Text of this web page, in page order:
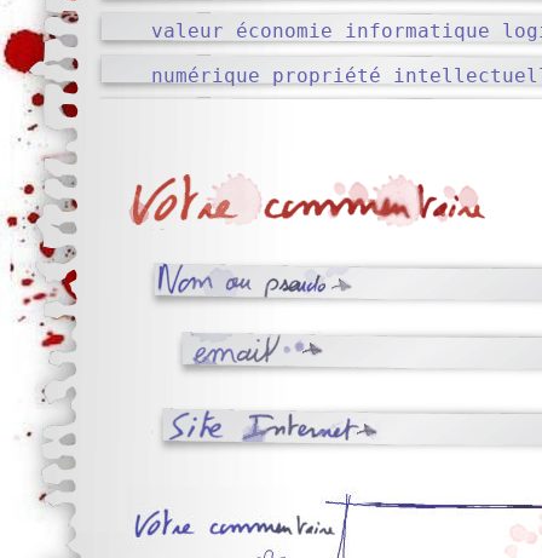
valeur
économie informatique
numérique
propriété